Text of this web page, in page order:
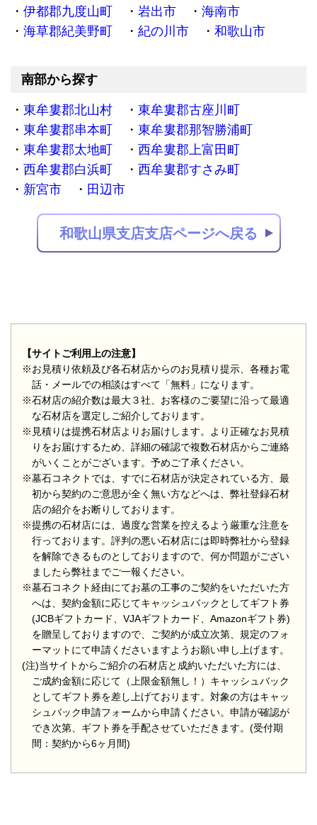
伊都郡九度山町
岩出市
海南市
海草郡紀美野町
紀の川市 和歌山市
南部から探す
東牟婁郡北山村
東牟婁郡古座川町
東牟婁郡串本町
東牟婁郡那智勝浦町
東牟婁郡太地町
西牟婁郡上富田町
西牟婁郡白浜町
西牟婁郡すさみ町
新宮市
田辺市
和歌山県支店支店ページへ戻る
【サイトご利用上の注意】
※お見積り依頼及び各石材店からのお見積り提示、各種お電
話・メールでの相談はすべて「無料」になります。
※石材店の紹介数は最大３社、お客様のご要望に沿って最適
な石材店を選定しご紹介しております。
※見積りは提携石材店よりお届けします。より正確なお見積
りをお届けするため、詳細の確認で複数石材店からご連絡
がいくことがございます。予めご了承ください。
※墓石コネクトでは、すでに石材店が決定されている方、最
初から契約のご意思が全く無い方などへは、弊社登録石材
店の紹介をお断りしております。
※提携の石材店には、過度な営業を控えるよう厳重な注意を
行っております。評判の悪い石材店には即時弊社から登録
を解除できるものとしておりますので、何か問題がござい
ましたら弊社までご一報ください。
※墓石コネクト経由にてお墓の工事のご契約をいただいた方
へは、契約金額に応じてキャッシュバックとしてギフト券
(JCBギフトカード、VJAギフトカード、Amazonギフト券)
を贈呈しておりますので、ご契約が成立次第、規定のフォ
ーマットにて申請くださいますようお願い申し上げます。
(注)当サイトからご紹介の石材店と成約いただいた方には、
ご成約金額に応じて（上限金額無し！）キャッシュバック
としてギフト券を差し上げております。対象の方はキャッ
シュバック申請フォームから申請ください。申請が確認が
でき次第、ギフト券を手配させていただきます。(受付期
間：契約から6ヶ月間)